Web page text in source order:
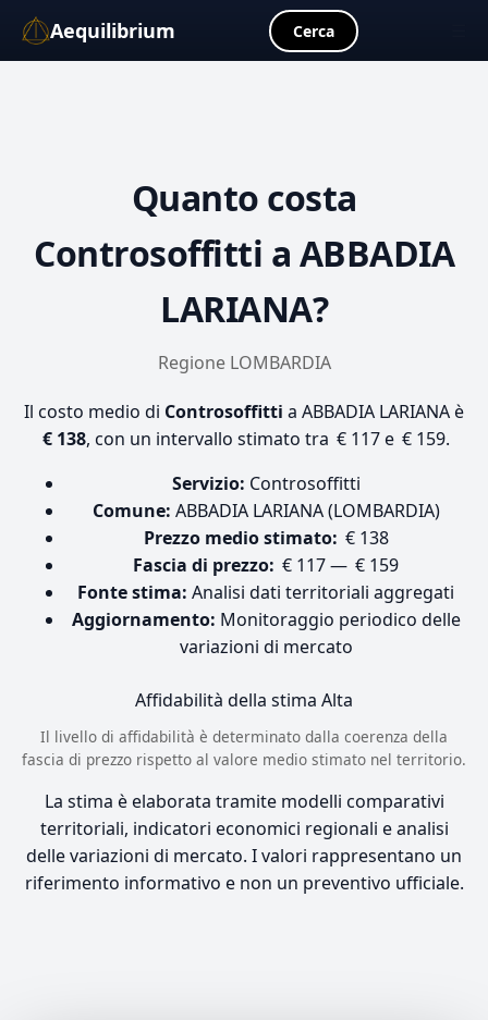
Aequilibrium Cerca
Quanto costa
Controsoffitti a ABBADIA
LARIANA?
Regione LOMBARDIA
Il costo medio di Controsoffitti a ABBADIA LARIANA è
€ 138, con un intervallo stimato tra € 117 e € 159.
Servizio: Controsoffitti
Comune: ABBADIA LARIANA (LOMBARDIA)
Prezzo medio stimato: € 138
Fascia di prezzo: € 117 — € 159
Fonte stima: Analisi dati territoriali aggregati
Aggiornamento: Monitoraggio periodico delle
variazioni di mercato
Affidabilità della stima Alta
Il livello di affidabilità è determinato dalla coerenza della
fascia di prezzo rispetto al valore medio stimato nel territorio.
La stima è elaborata tramite modelli comparativi
territoriali, indicatori economici regionali e analisi
delle variazioni di mercato. I valori rappresentano un
riferimento informativo e non un preventivo ufficiale.